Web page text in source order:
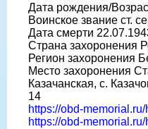
Дата рождения/
Воинское звание ст.
Дата смерти
Страна захоронения
Регион захоронения
Место захоронения
Казачанская, с.
14
https://obd-
https://obd-